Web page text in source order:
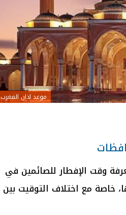
موعد اذان المغرب
وقت الإفطار للصائمين في
خاصة مع اختلاف التوقيت بين